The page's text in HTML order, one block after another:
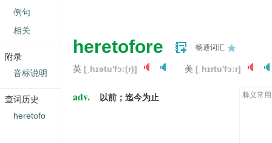
heretofore 畅通词汇
英 [ˌhɪətu'fɔː(r)] 美 [ˌhɪrtu'fɔːr]
adv. 以前；迄今为止 释义常
例句
相关
附录
音标说明
查词历史
heretofo